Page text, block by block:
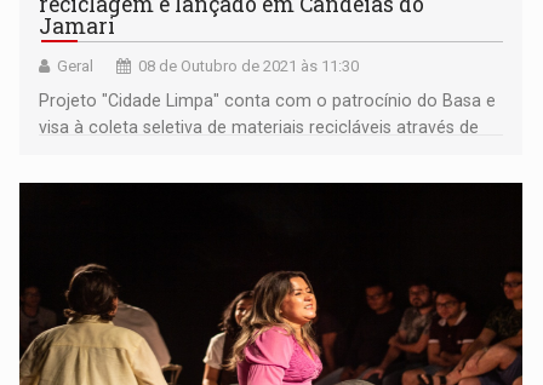
Jamari
Geral 08 de Outubro de 2021 às 11:30
Projeto "Cidade Limpa" conta com o patrocínio do Basa e
visa à coleta seletiva de materiais recicláveis através de